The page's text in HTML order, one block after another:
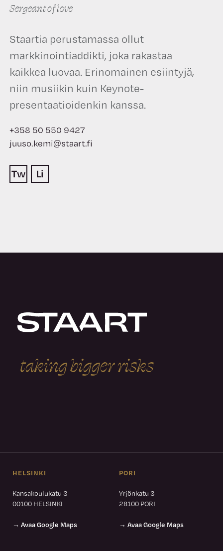
Sergeant of love
Staartia perustamassa ollut
markkinointiaddikti, joka rakastaa
kaikkea luovaa. Erinomainen esiintyjä,
niin musiikin kuin Keynote-
presentaatioidenkin kanssa.
+358 50 550 9427
juuso.kemi@staart.fi
takingbiggerrisks
HELSINKI
Kansakoulukatu 3
00100 HELSINKI
→ Avaa Google Maps
PORI
Yrjönkatu 3
28100 PORI
→ Avaa Google Maps